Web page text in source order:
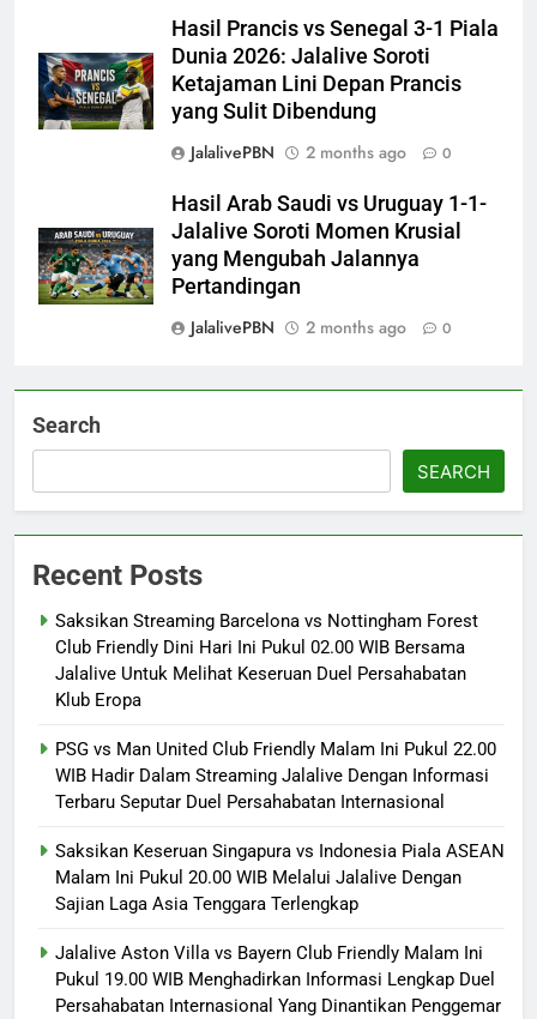
Hasil Prancis vs Senegal 3-1 Piala
Dunia 2026: Jalalive Soroti
Ketajaman Lini Depan Prancis
yang Sulit Dibendung
JalalivePBN
2 months ago 0
Hasil Arab Saudi vs Uruguay 1-1-
Jalalive Soroti Momen Krusial
yang Mengubah Jalannya
Pertandingan
JalalivePBN
2 months ago 0
Search
SEARCH
Recent Posts
Saksikan Streaming Barcelona vs Nottingham Forest
Club Friendly Dini Hari Ini Pukul 02.00 WIB Bersama
Jalalive Untuk Melihat Keseruan Duel Persahabatan
Klub Eropa
PSG vs Man United Club Friendly Malam Ini Pukul 22.00
WIB Hadir Dalam Streaming Jalalive Dengan Informasi
Terbaru Seputar Duel Persahabatan Internasional
Saksikan Keseruan Singapura vs Indonesia Piala ASEAN
Malam Ini Pukul 20.00 WIB Melalui Jalalive Dengan
Sajian Laga Asia Tenggara Terlengkap
Jalalive Aston Villa vs Bayern Club Friendly Malam Ini
Pukul 19.00 WIB Menghadirkan Informasi Lengkap Duel
Persahabatan Internasional Yang Dinantikan Penggemar